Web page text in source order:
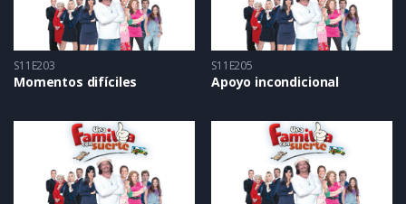
S11E203
Momentos difíciles
S11E205
Apoyo incondicional